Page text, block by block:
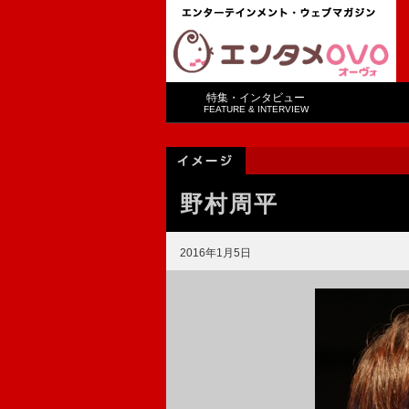
特集・インタビュー
FEATURE & INTERVIEW
野村周平
2016年1月5日